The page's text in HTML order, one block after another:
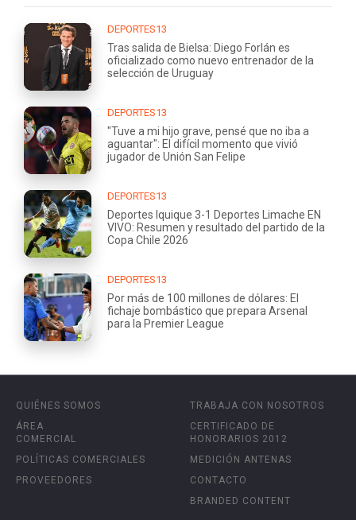
DEPORTES13
Tras salida de Bielsa: Diego Forlán es
oficializado como nuevo entrenador de la
selección de Uruguay
DEPORTES13
"Tuve a mi hijo grave, pensé que no iba a
aguantar": El difícil momento que vivió
jugador de Unión San Felipe
DEPORTES13
Deportes Iquique 3-1 Deportes Limache EN
VIVO: Resumen y resultado del partido de la
Copa Chile 2026
DEPORTES13
Por más de 100 millones de dólares: El
fichaje bombástico que prepara Arsenal
para la Premier League
QUIÉNES SOMOS
ÁREA
COMERCIAL
POLÍTICAS COMERCIALES
PROVEEDORES
TRABAJA CON NOSOTROS
CERTIFICADO DE
HONORARIOS 2012
MEDICIÓN ANTENAS
CONTACTO
BRANDED CONTENT